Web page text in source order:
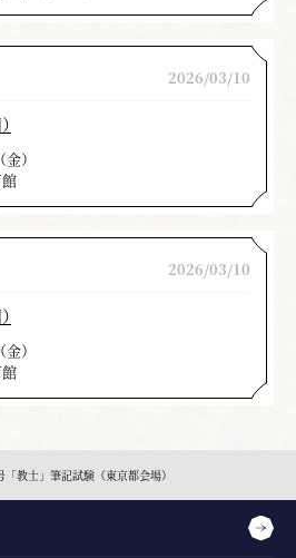
2026/03/10
）
2026/03/10
）
「教士」筆記試験（東京都会場）